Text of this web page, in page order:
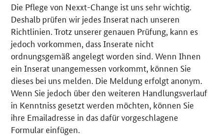
Die Pflege von Nexxt-Change ist uns sehr wichtig.
Deshalb prüfen wir jedes Inserat nach unseren
Richtlinien. Trotz unserer genauen Prüfung, kann es
jedoch vorkommen, dass Inserate nicht
ordnungsgemäß angelegt worden sind. Wenn Ihnen
ein Inserat unangemessen vorkommt, können Sie
dieses bei uns melden. Die Meldung erfolgt anonym.
Wenn Sie jedoch über den weiteren Handlungsverlauf
in Kenntniss gesetzt werden möchten, können Sie
ihre Emailadresse in das dafür vorgeschlagene
Formular einfügen.